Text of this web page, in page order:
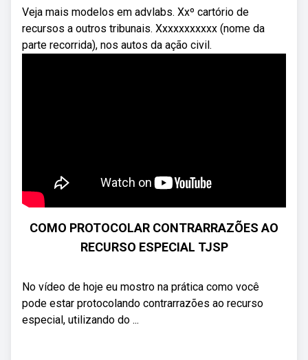
Veja mais modelos em advlabs. Xxº cartório de
recursos a outros tribunais. Xxxxxxxxxxx (nome da
parte recorrida), nos autos da ação civil.
COMO PROTOCOLAR CONTRARRAZÕES AO
RECURSO ESPECIAL TJSP
No vídeo de hoje eu mostro na prática como você
pode estar protocolando contrarrazões ao recurso
especial, utilizando do ...